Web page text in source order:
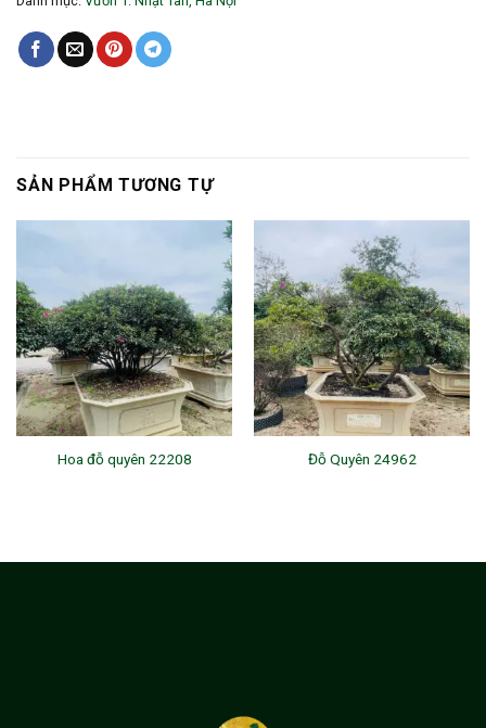
SẢN PHẨM TƯƠNG TỰ
Hoa đỗ quyên 22208 Đỗ Quyên 24962